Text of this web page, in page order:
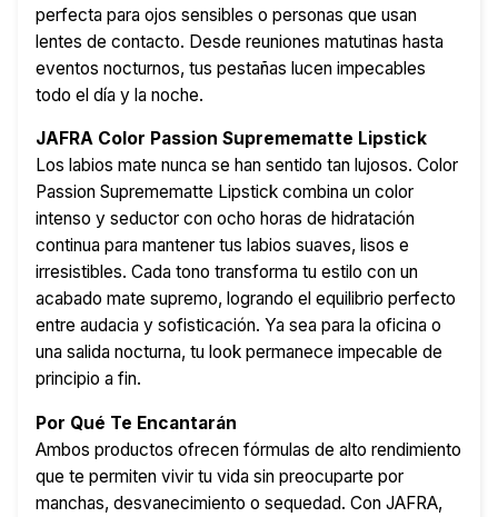
perfecta para ojos sensibles o personas que usan
lentes de contacto. Desde reuniones matutinas hasta
eventos nocturnos, tus pestañas lucen impecables
todo el día y la noche.
JAFRA Color Passion Supremematte Lipstick
Los labios mate nunca se han sentido tan lujosos. Color
Passion Supremematte Lipstick combina un color
intenso y seductor con ocho horas de hidratación
continua para mantener tus labios suaves, lisos e
irresistibles. Cada tono transforma tu estilo con un
acabado mate supremo, logrando el equilibrio perfecto
entre audacia y sofisticación. Ya sea para la oficina o
una salida nocturna, tu look permanece impecable de
principio a fin.
Por Qué Te Encantarán
Ambos productos ofrecen fórmulas de alto rendimiento
que te permiten vivir tu vida sin preocuparte por
manchas, desvanecimiento o sequedad. Con JAFRA,